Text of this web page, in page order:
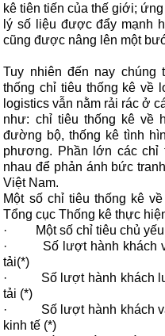
kê tiên tiến của thế giới;
lý số liệu được đẩy mạnh
cũng được nâng lên một
Tuy nhiên đến nay
thống chỉ tiêu thống kê về
logistics vẫn nằm rải rác ở
như: chỉ tiêu thống kê về
đường bộ, thống kê tình
phương. Phần lớn các
nhau để phản ánh bức
Việt Nam.
Một số chỉ tiêu thống kê
Tổng cục Thống kê thực
· Một số chỉ tiêu chủ
· Số lượt hành khách
tải(*)
· Số lượt hành khách
tải (*)
· Số lượt hành khách
kinh tế (*)